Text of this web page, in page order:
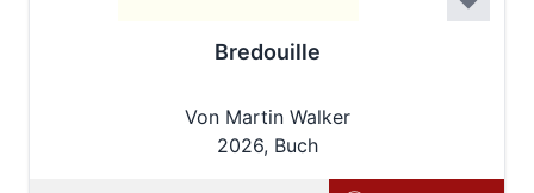
Bredouille
Von Martin Walker
2026, Buch